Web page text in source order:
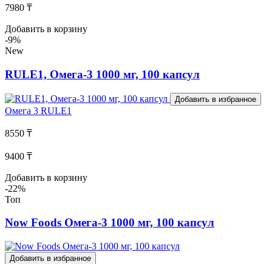
7980 ₸
Добавить в корзину
-9%
New
RULE1, Омега-3 1000 мг, 100 капсул
Добавить в избранное
Омега 3 RULE1
8550 ₸
9400 ₸
Добавить в корзину
-22%
Топ
Now Foods Омега-3 1000 мг, 100 капсул
Добавить в избранное